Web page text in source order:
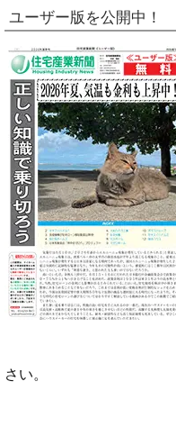
ユーザー版を公開中！
さい。